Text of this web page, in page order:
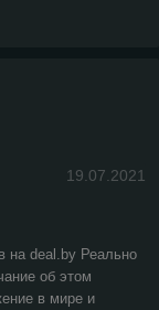
19.07.2021
на deal.by Реально
об этом
в мире и